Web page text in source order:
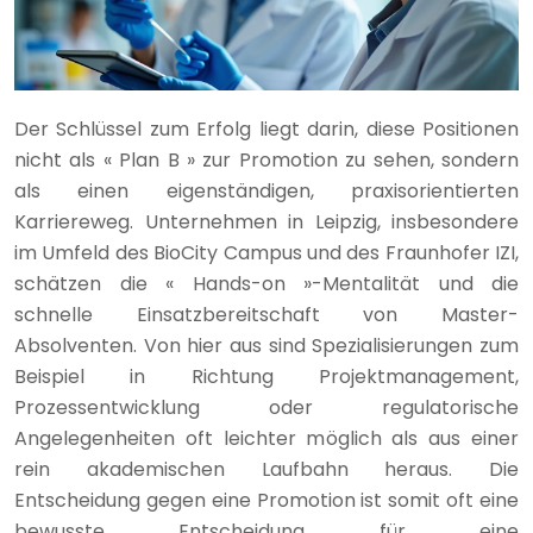
Der Schlüssel zum Erfolg liegt darin, diese Positionen
nicht als « Plan B » zur Promotion zu sehen, sondern
als einen eigenständigen, praxisorientierten
Karriereweg. Unternehmen in Leipzig, insbesondere
im Umfeld des BioCity Campus und des Fraunhofer IZI,
schätzen die « Hands-on »-Mentalität und die
schnelle Einsatzbereitschaft von Master-
Absolventen. Von hier aus sind Spezialisierungen zum
Beispiel in Richtung Projektmanagement,
Prozessentwicklung oder regulatorische
Angelegenheiten oft leichter möglich als aus einer
rein akademischen Laufbahn heraus. Die
Entscheidung gegen eine Promotion ist somit oft eine